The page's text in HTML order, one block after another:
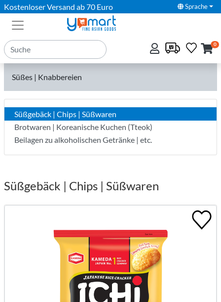
Kostenloser Versand ab 70 Euro Sprache
0
Süßes | Knabbereien
Süßgebäck | Chips | Süßwaren
Brotwaren | Koreanische Kuchen (Tteok)
Beilagen zu alkoholischen Getränke | etc.
Süßgebäck | Chips | Süßwaren